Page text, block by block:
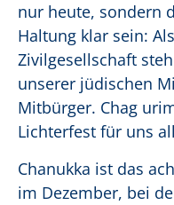
nur heute, sondern
Haltung klar sein:
Zivilgesellschaft
unserer jüdischen
Mitbürger. Chag
Lichterfest für uns
Chanukka ist das
im Dezember, bei